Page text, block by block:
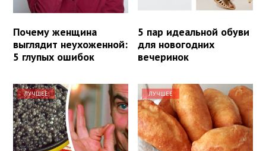
Почему женщина
выглядит неухоженной:
5 глупых ошибок
5 пар идеальной обуви
для новогодних
вечеринок
ЛУЧШЕЕ ЛУЧШЕЕ